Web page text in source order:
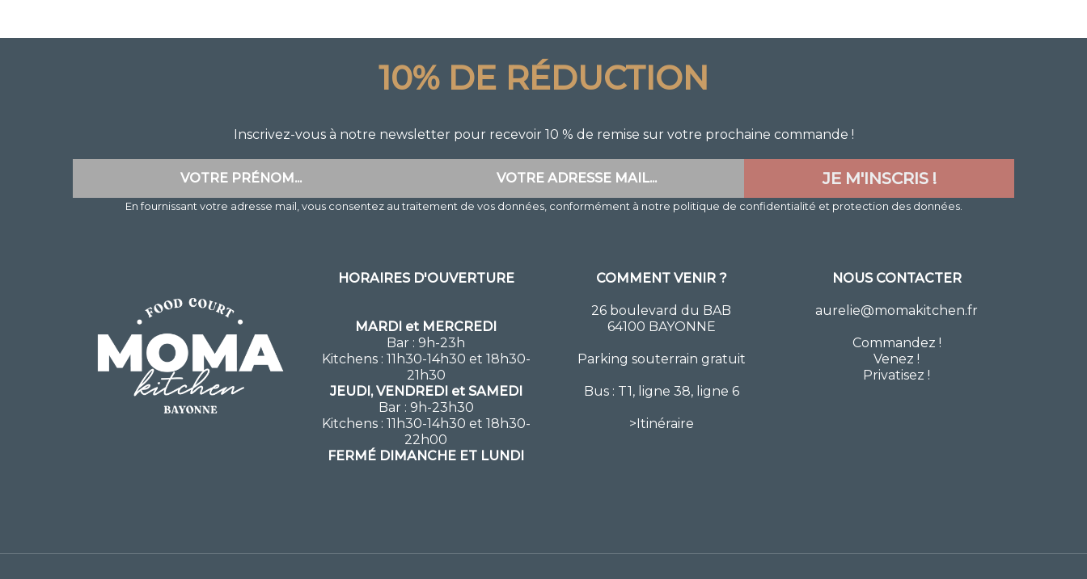
10% DE RÉDUCTION
Inscrivez-vous à notre newsletter pour recevoir 10 % de remise sur votre prochaine commande !
En fournissant votre adresse mail, vous consentez au traitement de vos données, conformément à notre politique de confidentialité et protection des données.
HORAIRES D'OUVERTURE
MARDI et MERCREDI
Bar : 9h-23h
Kitchens : 11h30-14h30 et 18h30-
21h30
JEUDI, VENDREDI et SAMEDI
Bar : 9h-23h30
Kitchens : 11h30-14h30 et 18h30-
22h00
FERMÉ DIMANCHE ET LUNDI
COMMENT VENIR ?
26 boulevard du BAB
64100 BAYONNE
Parking souterrain gratuit
Bus : T1, ligne 38, ligne 6
>Itinéraire
NOUS CONTACTER
aurelie@momakitchen.fr
Commandez !
Venez !
Privatisez !